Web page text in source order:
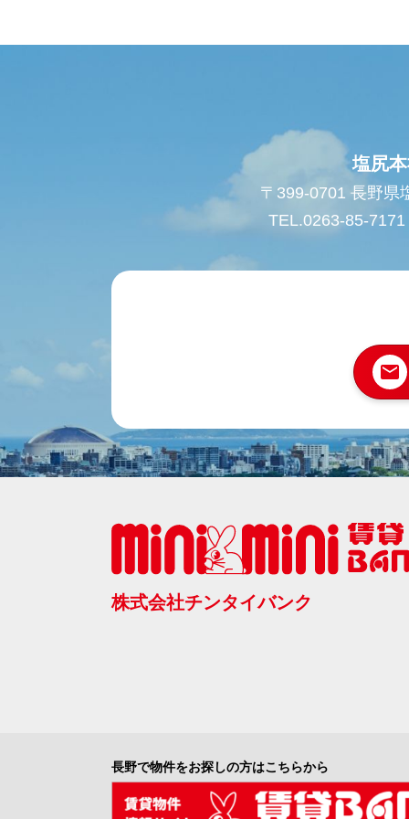
塩尻
〒399-0701 長野県
TEL.0263-85-
株式会社チンタイバンク
長野で物件をお探しの方はこちらから